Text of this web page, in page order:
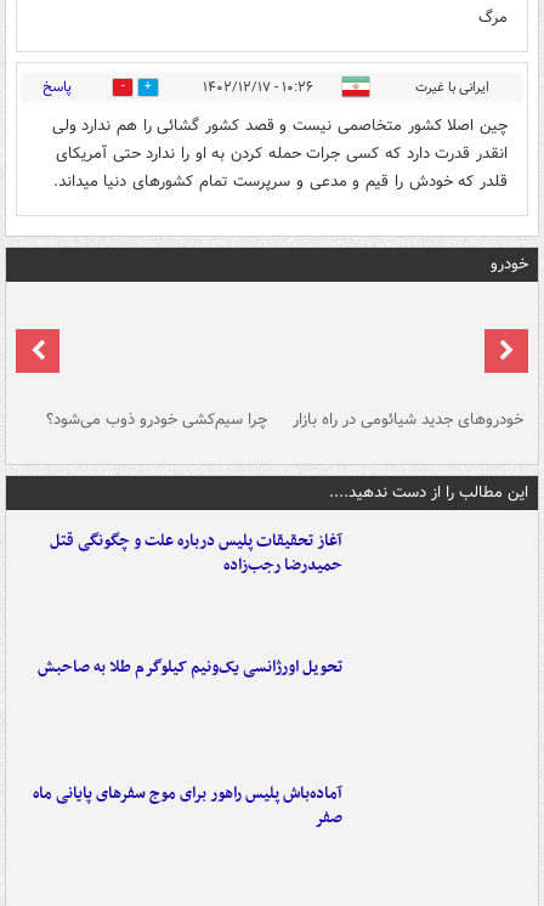
مرگ
ایرانی با غیرت ۱۰:۲۶ - ۱۴۰۲/۱۲/۱۷ 1 پاسخ
چین اصلا کشور متخاصمی نیست و قصد کشور گشائی را هم ندارد ولی
انقدر قدرت دارد که کسی جرات حمله کردن به او را ندارد حتی آمریکای
قلدر که خودش را قیم و مدعی و سرپرست تمام کشورهای دنیا میداند.
خودرو
خودروهای جدید شیائومی در راه بازار چرا سیم‌کشی خودرو ذوب می‌شود؟
این مطالب را از دست ندهید....
آغاز تحقیقات پلیس درباره علت و چگونگی قتل
حمیدرضا رجب‌زاده
تحویل اورژانسی یک‌ونیم کیلوگرم طلا به صاحبش
آماده‌باش پلیس راهور برای موج سفرهای پایانی ماه
صفر